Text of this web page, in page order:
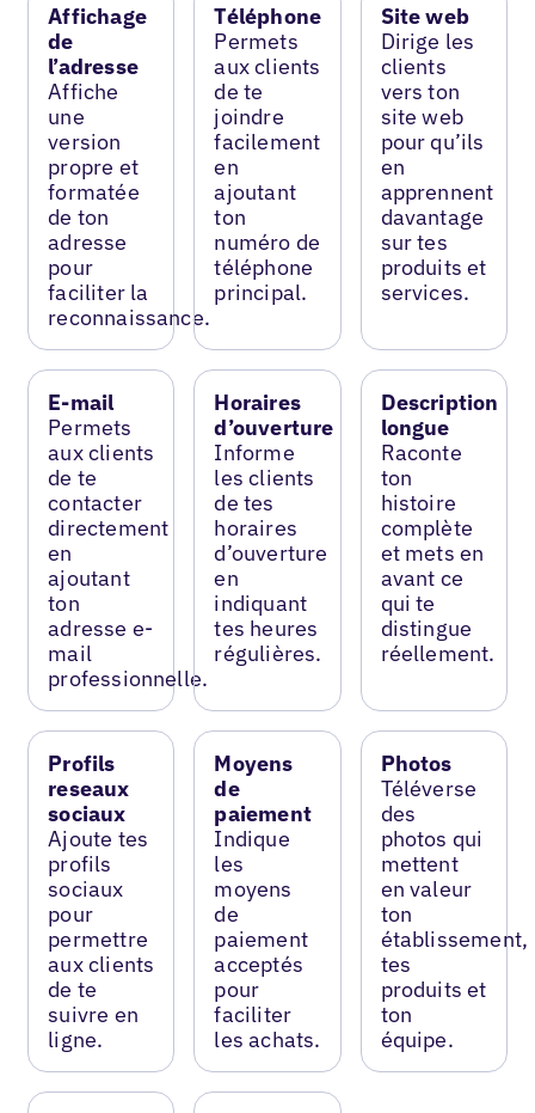
Affichage
de
l’adresse
Affiche
une
version
propre et
formatée
de ton
adresse
pour
faciliter la
reconnaissance.
Téléphone
Permets
aux clients
de te
joindre
facilement
en
ajoutant
ton
numéro de
téléphone
principal.
Site web
Dirige les
clients
vers ton
site web
pour qu’ils
en
apprennent
davantage
sur tes
produits et
services.
E-mail
Permets
aux clients
de te
contacter
directement
en
ajoutant
ton
adresse e-
mail
professionnelle.
Horaires
d’ouverture
Informe
les clients
de tes
horaires
d’ouverture
en
indiquant
tes heures
régulières.
Description
longue
Raconte
ton
histoire
complète
et mets en
avant ce
qui te
distingue
réellement.
Profils
reseaux
sociaux
Ajoute tes
profils
sociaux
pour
permettre
aux clients
de te
suivre en
ligne.
Moyens
de
paiement
Indique
les
moyens
de
paiement
acceptés
pour
faciliter
les achats.
Photos
Téléverse
des
photos qui
mettent
en valeur
ton
établissement,
tes
produits et
ton
équipe.